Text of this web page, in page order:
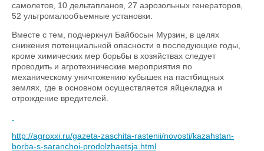
самолетов, 10 дельтапланов, 27 аэрозольных генераторов,
52 ультромалообъемные установки.
Вместе с тем, подчеркнул Байбосын Мурзин, в целях
снижения потенциальной опасности в последующие годы,
кроме химических мер борьбы в хозяйствах следует
проводить и агротехнические мероприятия по
механическому уничтожению кубышек на пастбищных
землях, где в основном осуществляется яйцекладка и
отрождение вредителей.
http://agroxxi.ru/gazeta-zaschita-rastenii/novosti/kazahstan-
borba-s-saranchoi-prodolzhaetsja.html